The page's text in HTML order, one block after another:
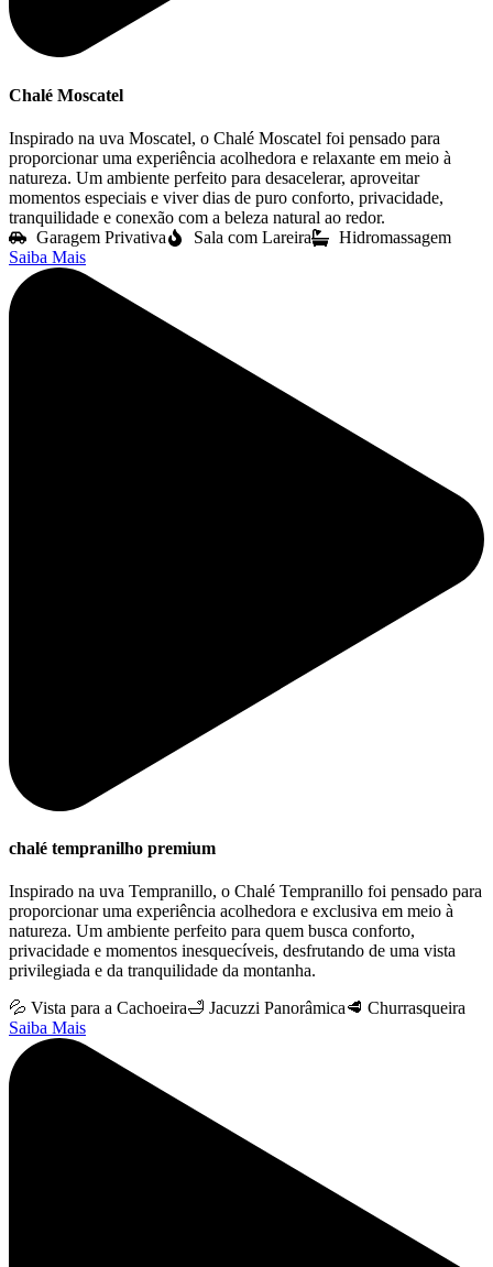
Chalé Moscatel
Inspirado na uva Moscatel, o Chalé Moscatel foi pensado para
proporcionar uma experiência acolhedora e relaxante em meio à
natureza. Um ambiente perfeito para desacelerar, aproveitar
momentos especiais e viver dias de puro conforto, privacidade,
tranquilidade e conexão com a beleza natural ao redor.
Garagem Privativa
Sala com Lareira
Hidromassagem
Saiba Mais
chalé tempranilho premium
Inspirado na uva Tempranillo, o Chalé Tempranillo foi pensado para
proporcionar uma experiência acolhedora e exclusiva em meio à
natureza. Um ambiente perfeito para quem busca conforto,
privacidade e momentos inesquecíveis, desfrutando de uma vista
privilegiada e da tranquilidade da montanha.
💦 Vista para a Cachoeira🛁 Jacuzzi Panorâmica🥩 Churrasqueira
Saiba Mais